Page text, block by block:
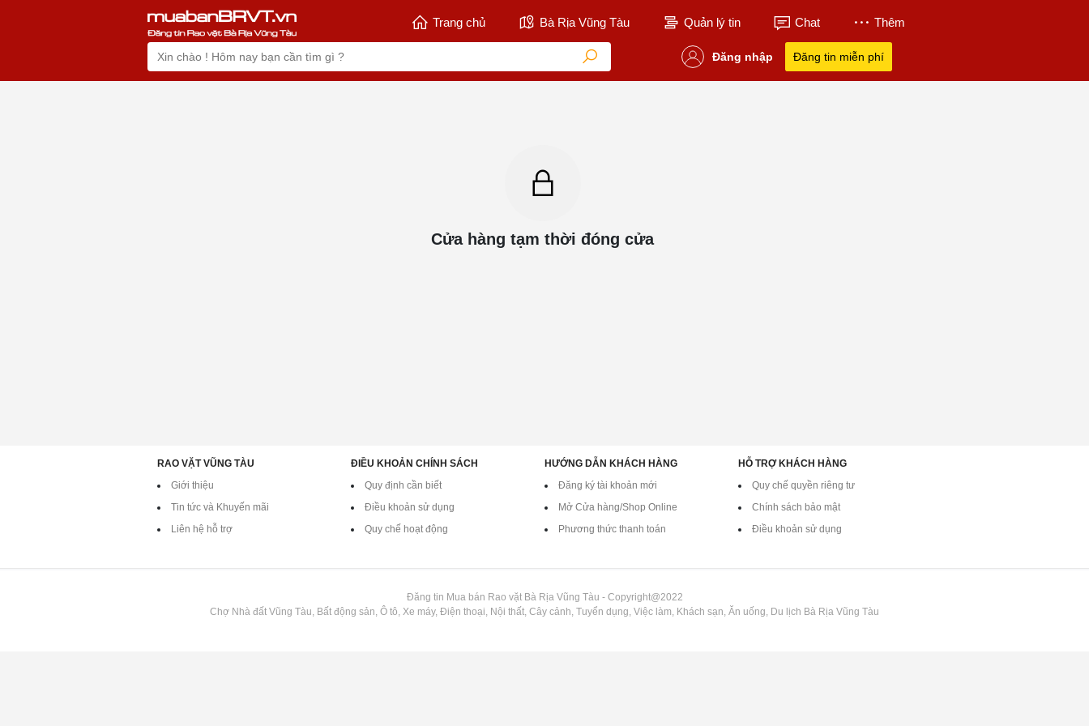
Trang chủ Bà Rịa Vũng Tàu Quản lý tin Chat Thêm
Đăng nhập Đăng tin miễn phí
Cửa hàng tạm thời đóng cửa
RAO VẶT VŨNG TÀU
Giới thiệu
Tin tức và Khuyến mãi
Liên hệ hỗ trợ
ĐIỀU KHOẢN CHÍNH SÁCH
Quy định cần biết
Điều khoản sử dụng
Quy chế hoạt động
HƯỚNG DẪN KHÁCH HÀNG
Đăng ký tài khoản mới
Mở Cửa hàng/Shop Online
Phương thức thanh toán
HỖ TRỢ KHÁCH HÀNG
Quy chế quyền riêng tư
Chính sách bảo mật
Điều khoản sử dụng
Đăng tin Mua bán Rao vặt Bà Rịa Vũng Tàu - Copyright@2022
Chợ Nhà đất Vũng Tàu, Bất động sản, Ô tô, Xe máy, Điện thoại, Nội thất, Cây cảnh, Tuyển dụng, Việc làm, Khách sạn, Ăn uống, Du lịch Bà Rịa Vũng Tàu